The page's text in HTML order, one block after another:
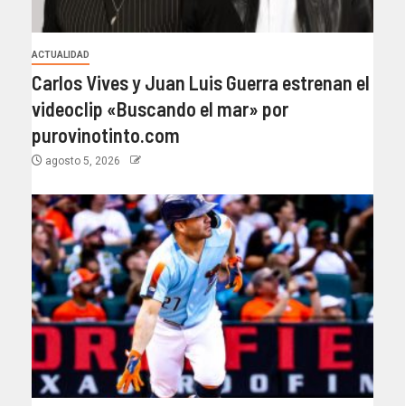
ACTUALIDAD
Carlos Vives y Juan Luis Guerra estrenan el
videoclip «Buscando el mar» por
purovinotinto.com
agosto 5, 2026